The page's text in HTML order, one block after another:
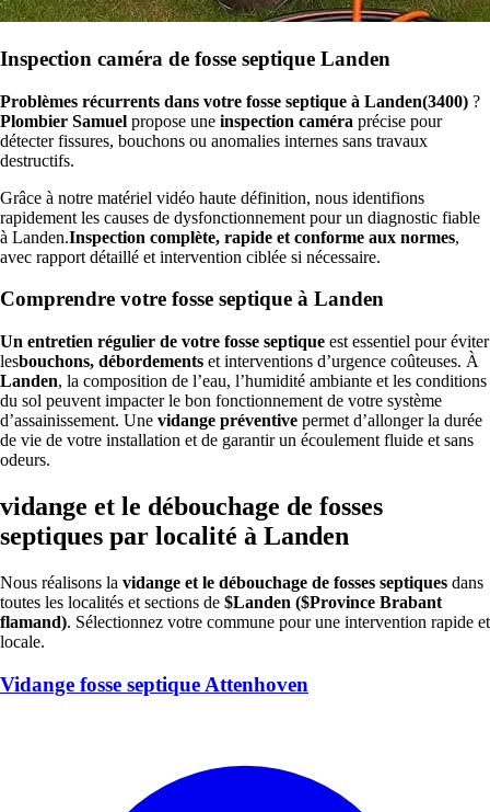
Inspection caméra de fosse septique Landen
Problèmes récurrents dans votre fosse septique à Landen(3400) ?
Plombier Samuel propose une inspection caméra précise pour
détecter fissures, bouchons ou anomalies internes sans travaux
destructifs.
Grâce à notre matériel vidéo haute définition, nous identifions
rapidement les causes de dysfonctionnement pour un diagnostic fiable
à Landen.Inspection complète, rapide et conforme aux normes,
avec rapport détaillé et intervention ciblée si nécessaire.
Comprendre votre fosse septique à Landen
Un entretien régulier de votre fosse septique est essentiel pour éviter
lesbouchons, débordements et interventions d’urgence coûteuses. À
Landen, la composition de l’eau, l’humidité ambiante et les conditions
du sol peuvent impacter le bon fonctionnement de votre système
d’assainissement. Une vidange préventive permet d’allonger la durée
de vie de votre installation et de garantir un écoulement fluide et sans
odeurs.
vidange et le débouchage de fosses
septiques par localité à Landen
Nous réalisons la vidange et le débouchage de fosses septiques dans
toutes les localités et sections de $Landen ($Province Brabant
flamand). Sélectionnez votre commune pour une intervention rapide et
locale.
Vidange fosse septique Attenhoven